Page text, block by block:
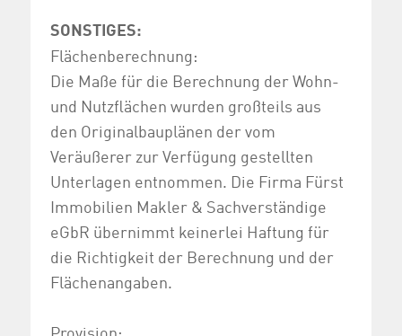
SONSTIGES:
Flächenberechnung:
Die Maße für die Berechnung der Wohn-
und Nutzflächen wurden großteils aus
den Originalbauplänen der vom
Veräußerer zur Verfügung gestellten
Unterlagen entnommen. Die Firma Fürst
Immobilien Makler & Sachverständige
eGbR übernimmt keinerlei Haftung für
die Richtigkeit der Berechnung und der
Flächenangaben.
Provision: